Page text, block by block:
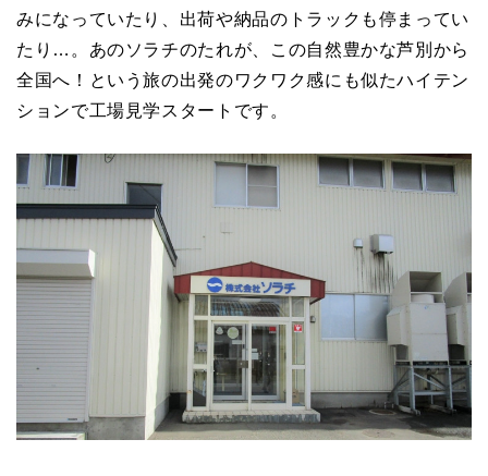
みになっていたり、出荷や納品のトラックも停まってい
たり…。あのソラチのたれが、この自然豊かな芦別から
全国へ！という旅の出発のワクワク感にも似たハイテン
ションで工場見学スタートです。